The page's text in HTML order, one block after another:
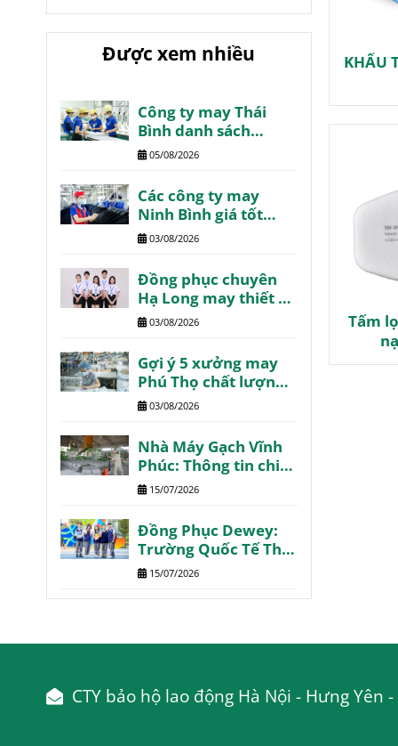
KHẨU
Tấm
Được xem nhiều
Công ty may Thái
Bình danh sách
review chất lượng
05/08/2026
Các công ty may
Ninh Bình giá tốt
chất lượng review
03/08/2026
Đồng phục chuyên
Hạ Long may thiết kế
theo yêu cầu
03/08/2026
Gợi ý 5 xưởng may
Phú Thọ chất lượng
giá tốt giao nhanh
03/08/2026
Nhà Máy Gạch Vĩnh
Phúc: Thông tin chi
tiết tổng hợp
15/07/2026
Đồng Phục Dewey:
Trường Quốc Tế The
Dewey Schools
15/07/2026
CTY bảo hộ lao động Hà Nội - Hưng Yên